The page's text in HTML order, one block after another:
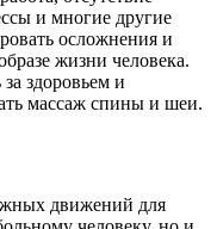
и многие другие
осложнения и
жизни человека.
здоровьем и
массаж спины и шеи.
движений для